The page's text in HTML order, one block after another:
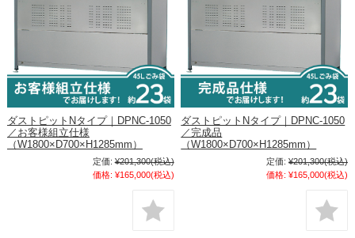
ダストピットNタイプ｜DPNC-1050
／お客様組立仕様
（W1800×D700×H1285mm）
定価: ¥201,300(税込)
価格: ¥165,000(税込)
ダストピットNタイプ｜DPNC-1050
／完成品
（W1800×D700×H1285mm）
定価: ¥201,300(税込)
価格: ¥165,000(税込)